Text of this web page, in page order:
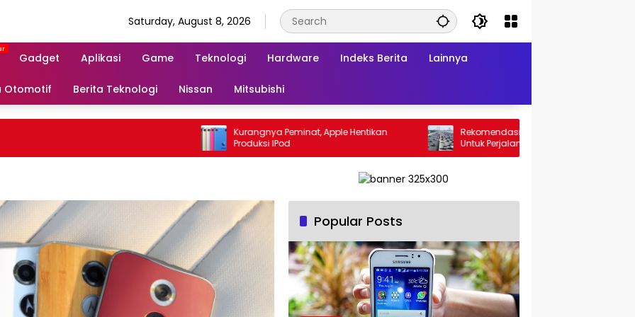
Saturday, August 8, 2026
Gadget Aplikasi Game Teknologi Hardware Indeks Berita Lainnya
Otomotif Berita Teknologi Nissan Mitsubishi
Kurangnya Peminat, Apple Hentikan
Produksi IPod
Rekomendasi Aplikasi Traffic Control
Untuk Perjalanan Pulang Pergi Lebaran
Popular Posts